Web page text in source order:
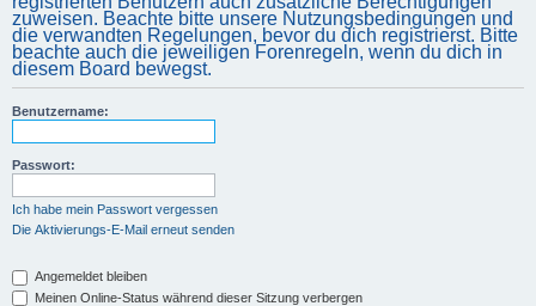
zuweisen. Beachte bitte unsere Nutzungsbedingungen und
die verwandten Regelungen, bevor du dich registrierst. Bitte
beachte auch die jeweiligen Forenregeln, wenn du dich in
diesem Board bewegst.
Benutzername:
Passwort:
Ich habe mein Passwort vergessen
Die Aktivierungs-E-Mail erneut senden
Angemeldet bleiben
Meinen Online-Status während dieser Sitzung verbergen